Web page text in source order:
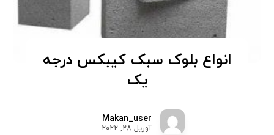
انواع بلوک سبک کیبکس درجه
یک
Makan_user
آوریل ۲۸, ۲۰۲۲